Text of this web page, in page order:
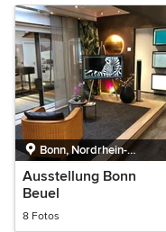
Bonn, Nordrhein-
Westfalen
Ausstellung Bonn
Beuel
8 Fotos